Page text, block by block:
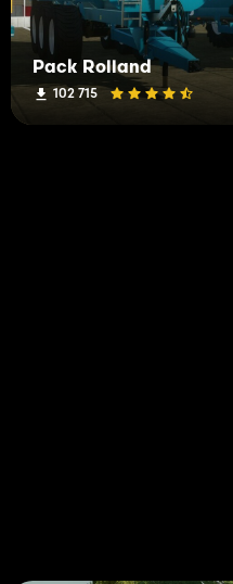
Pack Rolland
102 715